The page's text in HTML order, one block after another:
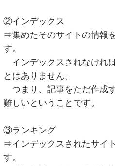
②インデックス
⇒集めたそのサイトの情報
す。
インデックスされなけれ
とはありません。
つまり、記事をただ作成
難しいということです。
③ランキング
⇒インデックスされたサイ
す。